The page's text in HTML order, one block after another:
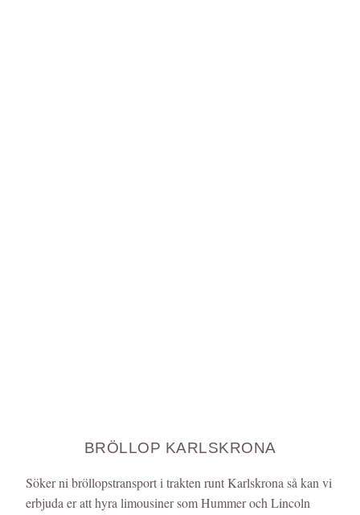
BRÖLLOP KARLSKRONA
Söker ni bröllopstransport i trakten runt Karlskrona så kan vi
erbjuda er att hyra limousiner som Hummer och Lincoln